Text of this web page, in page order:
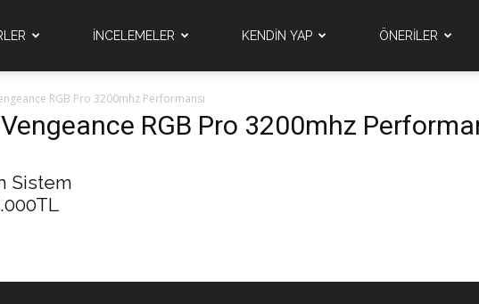
İNCELEMELER KENDİN YAP ÖNERİLER
RGB Pro 3200mhz Performansı
RGB Pro 3200mhz
Sistem